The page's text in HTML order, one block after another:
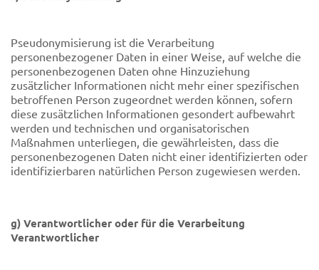
Pseudonymisierung ist die Verarbeitung
personenbezogener Daten in einer Weise, auf welche die
personenbezogenen Daten ohne Hinzuziehung
zusätzlicher Informationen nicht mehr einer spezifischen
betroffenen Person zugeordnet werden können, sofern
diese zusätzlichen Informationen gesondert aufbewahrt
werden und technischen und organisatorischen
Maßnahmen unterliegen, die gewährleisten, dass die
personenbezogenen Daten nicht einer identifizierten oder
identifizierbaren natürlichen Person zugewiesen werden.
g) Verantwortlicher oder für die Verarbeitung
Verantwortlicher